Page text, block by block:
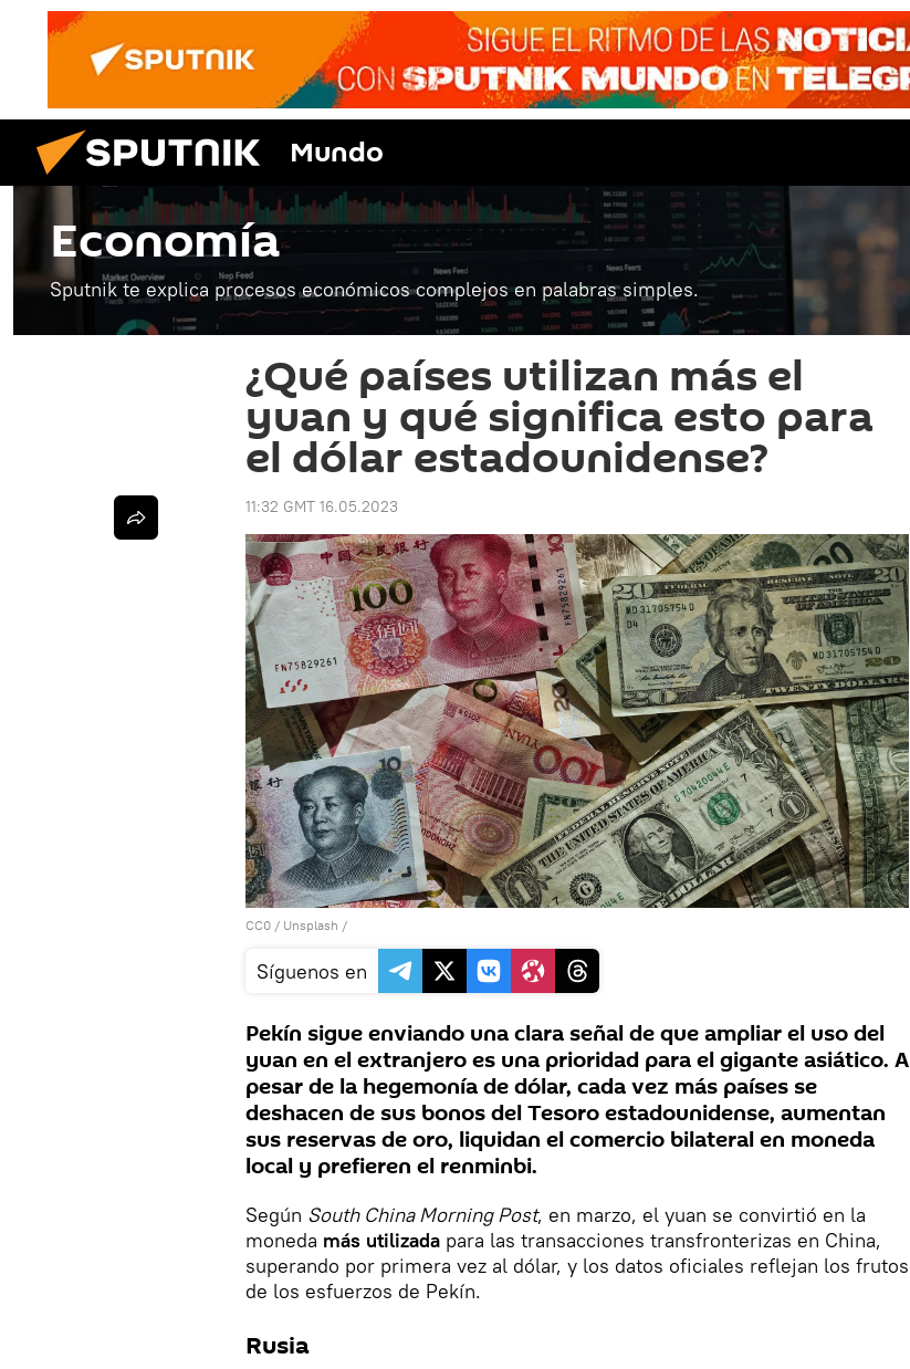
Mundo
Economía
Sputnik te explica procesos económicos complejos en palabras simples.
¿Qué países utilizan más el
yuan y qué significa esto para
el dólar estadounidense?
11:32 GMT 16.05.2023
CC0 / Unsplash /
Síguenos en
Pekín sigue enviando una clara señal de que ampliar el uso del
yuan en el extranjero es una prioridad para el gigante asiático. A
pesar de la hegemonía de dólar, cada vez más países se
deshacen de sus bonos del Tesoro estadounidense, aumentan
sus reservas de oro, liquidan el comercio bilateral en moneda
local y prefieren el renminbi.
Según South China Morning Post, en marzo, el yuan se convirtió en la
moneda más utilizada para las transacciones transfronterizas en China,
superando por primera vez al dólar, y los datos oficiales reflejan los frutos
de los esfuerzos de Pekín.
Rusia